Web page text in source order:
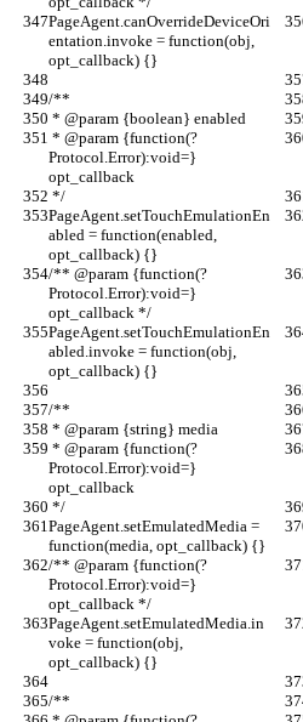
PageAgent.canOverrideDeviceOri
entation.invoke = function(obj,
opt_callback) {}
/**
* @param {boolean} enabled
Protocol.Error):void=}
opt_callback
*/
PageAgent.setTouchEmulationEn
abled = function(enabled,
opt_callback) {}
/** @param {function(?
Protocol.Error):void=}
opt_callback */
PageAgent.setTouchEmulationEn
abled.invoke = function(obj,
opt_callback) {}
/**
* @param {string} media
Protocol.Error):void=}
opt_callback
*/
PageAgent.setEmulatedMedia =
function(media, opt_callback) {}
/** @param {function(?
Protocol.Error):void=}
opt_callback */
PageAgent.setEmulatedMedia.in
voke = function(obj,
opt_callback) {}
/**